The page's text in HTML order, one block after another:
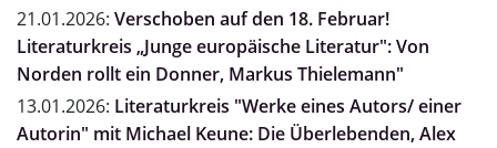
21.01.2026: Verschoben auf den 18. Februar!
Literaturkreis „Junge europäische Literatur": Von
Norden rollt ein Donner, Markus Thielemann"
13.01.2026: Literaturkreis "Werke eines Autors/ einer
Autorin" mit Michael Keune: Die Überlebenden, Alex